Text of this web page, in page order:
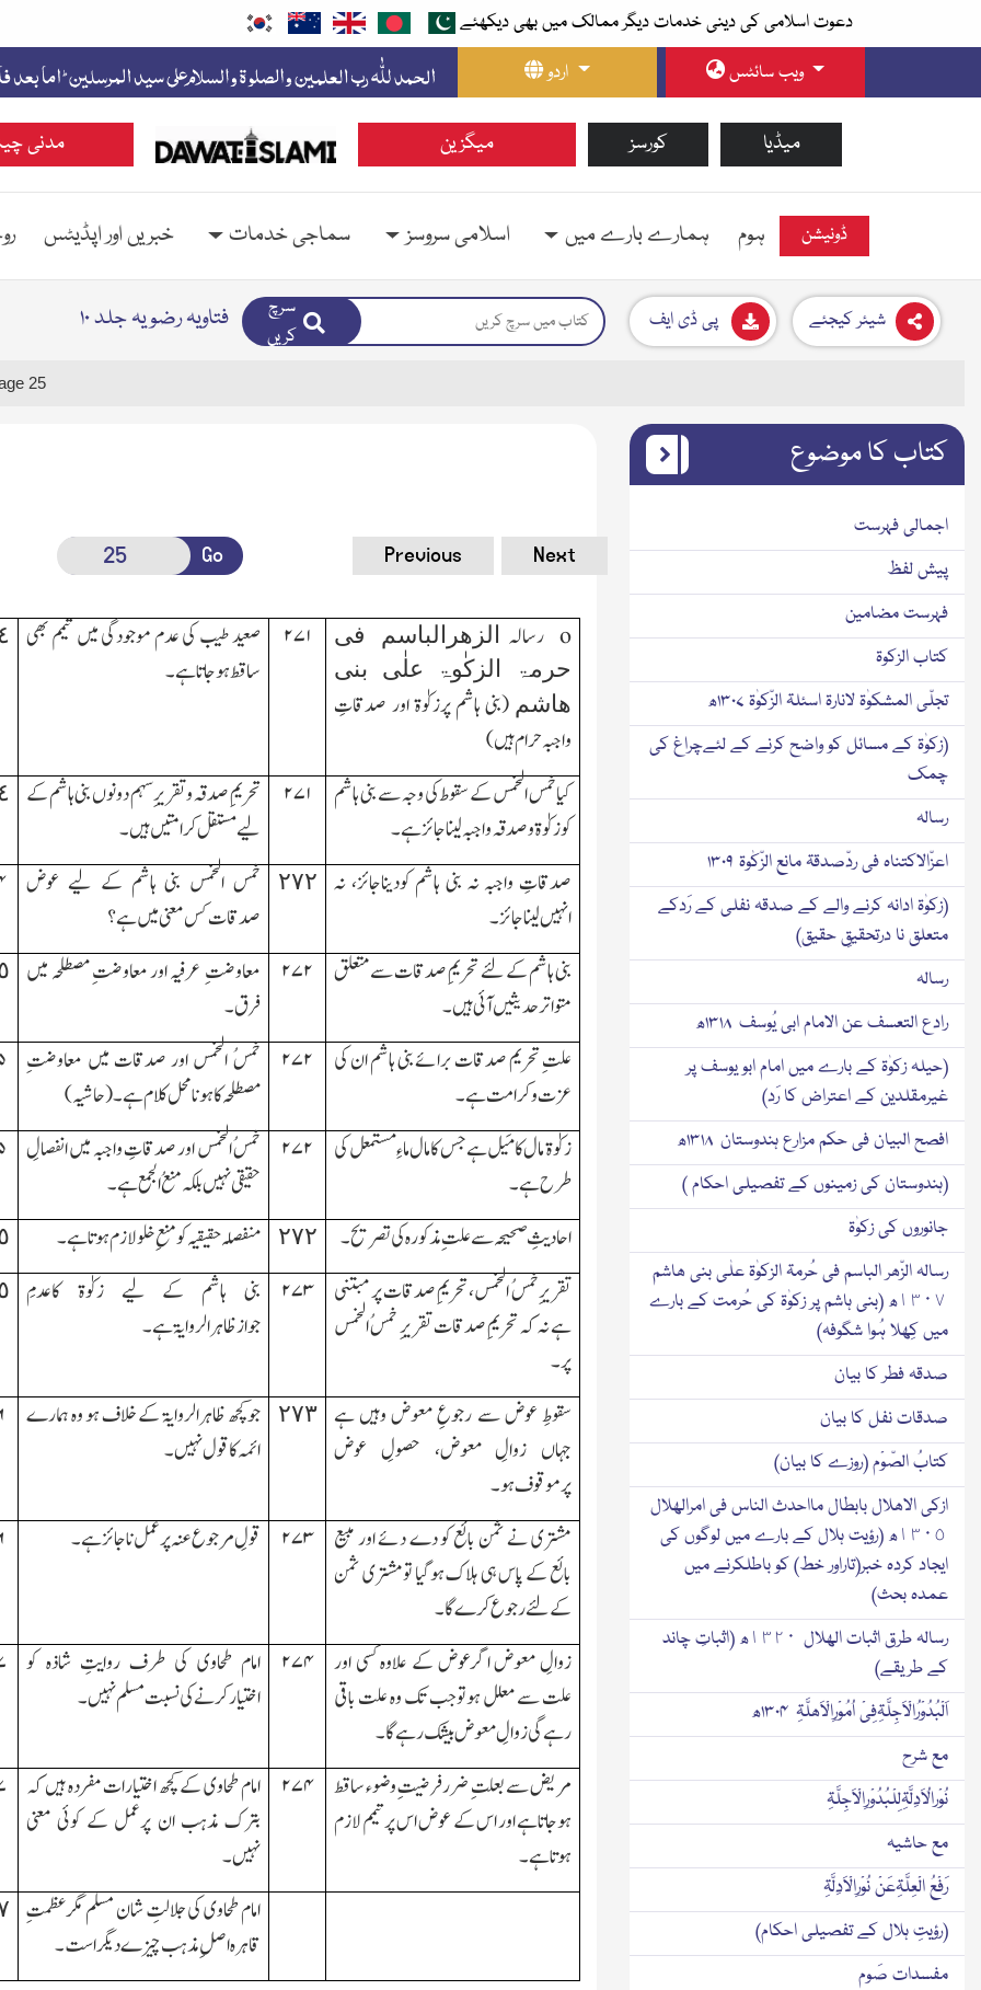
دعوت اسلامی کی دینی خدمات دیگر ممالک میں بھی دیکھئے
اردو
ویب سائٹس
مدنی میگزین کورسز میڈیا
ہوم ہمارے بارے میں اسلامی سروسز سماجی خدمات خبریں اور اپڈیٹس ڈونیشن
فتاویہ رضویہ جلد ۱۰
سرچ
کریں
پی ڈی ایف شیئر کیجئے
25
Go Previous Next
o رسالہ الزھرالباسم فی
حرمۃ الزکٰوۃ علٰی بنی
ھاشم (بنی ہاشم پرزکوٰۃ اور صدقاتِ
واجبہ حرام ہیں)
۲۷۱
صعید طیب کی عدم موجودگی میں تیمم بھی
ساقط ہوجاتاہے۔
کیاخمس الخمس کے سقوط کی وجہ سے بنی ہاشم
کوزکوٰۃ وصدقہ واجبہ لیناجائزہے۔
۲۷۱
تحریمِ صدقہ وتقریرِسہم دونوں بنی ہاشم کے
لیے مستقل کرامتیں ہیں۔
صدقاتِ واجبہ نہ بنی ہاشم کودیناجائز، نہ
انہیں لیناجائز۔
٢٧٢
خمس الخمس بنی ہاشم کے لیے عوض
صدقات کس معنی میں ہے ؟
بنی ہاشم کے لئے تحریمِ صدقات سے متعلق
متواتر حدیثیں آئی ہیں۔
۲۷۲
معاوضتِ عرفیہ اور معاوضتِ مصطلحہ میں
فرق۔
علتِ تحریم صدقات برائے بنی ہاشم ان کی
عزت وکرامت ہے۔
۲۷۲
خمسُ الخمس اور صدقات میں معاوضتِ
مصطلحہ کا ہونا محل کلا م ہے ۔(حاشیہ )
زکوٰۃ مال کامَیل ہے جس کامال ماءِ مستمعل کی
طرح ہے۔
۲۷۲
خمسُ الخمس اور صدقاتِ واجبہ میں انفصالِ
حقیقی نہیں بلکہ منعُ الجمع ہے۔
احادیثِ صحیحہ سے علتِ مذکورہ کی تصریح۔ ٢٧٢ منفصلہ حقیقیہ کومنعِ خلو لازم ہوتاہے۔
تقریرِخمسُ الخمس، تحریمِ صدقات پر مبتنی
ہے نہ کہ تحریمِ صدقات تقریرِ خمسُ الخمس
پر۔
۲۷۳
بنی ہاشم کے لیے زکوٰۃ کاعدمِ
جوازظاہرالروایۃ ہے۔
سقوطِ عوض سے رجوعِ معوض وہیں ہے
جہاں زوالِ معوض، حصولِ عوض
پرموقوف ہو۔
٢٧٣ جوکچھ ظاہرالروایۃ کے خلاف ہو وہ ہمارے
ائمہ کا قول نہیں۔
مشتری نے ثمن بائع کو دے دئے اور مبیع
بائع کے پاس ہی ہلاك ہوگیا تومشتری ثمن
کے لئے رجوع کرے گا۔
۲۷۳ قولِ مرجوع عنہ پرعمل ناجائزہے۔
زوالِ معوض اگرعوض کے علاوہ کسی اور
علت سے معلل ہوتوجب تك وہ علت باقی
رہے گی زوالِ معوض بیشك رہے گا۔
۲۷۴
امام طحاوی کی طرف روایتِ شاذہ کو
اختیارکرنے کی نسبت مسلم نہیں۔
مریض سے بعلتِ ضررفرضیتِ وضوء ساقط
ہوجاتاہے اور اس کے عوض اس پرتیمم لازم
ہوتاہے۔
۲۷۴
امام طحاوی کے کچھ اختیارات مفردہ ہیں کہ
بترك مذہب ان پرعمل کے کوئی معنی
نہیں۔
امام طحاوی کی جلالتِ شان مسلم مگرعظمتِ
قاہرہ اصلِ مذہب چیزے دیگراست۔
کتاب کا موضوع
اجمالی فہرست
پیش لفظ
فہرست مضامین
کتاب الزکوۃ
تجلّی المشکوٰۃ لانارۃ اسئلۃ الزّکوٰۃ ۱۳۰۷ھ
(زکوٰۃ کے مسائل کو واضح کرنے کے لئےچراغ کی
چمک
رسالہ
اعزّالاکتناہ فی ردّصدقۃ مانع الزّکٰوۃ ۱۳۰۹
(زکوٰۃ ادانہ کرنے والے کے صدقہ نفلی کے رَدکے
متعلق نا درتحقیقِ حقیق)
رسالہ
رادع التعسف عن الامام ابی یُوسف ۱۳۱۸ھ
(حیلہ زکوٰۃ کے بارے میں امام ابو یوسف پر
غیرمقلدین کے اعتراض کا رَد)
افصح البیان فی حکم مزارع ہندوستان ۱۳۱۸ھ
(ہندوستان کی زمینوں کے تفصیلی احکام )
جانوروں کی زکوٰۃ
رسالہ الزّھر الباسم فی حُرمۃ الزکوٰۃ علٰی بنی ھاشم
١٣٠٧ھ (بنی ہاشم پر زکوٰۃ کی حُرمت کے بارے
میں کِھلا ہُوا شگوفہ)
صدقہ فطر کا بیان
صدقات نفل کا بیان
کتابُ الصّوْم (روزے کا بیان)
ازکی الاھلال بابطال مااحدث الناس فی امرالھلال
١٣٠٥ھ (رؤیت ہلال کے بارے میں لوگوں کی
ایجاد کردہ خبر(تاراور خط) کو باطلکرنے میں
عمدہ بحث)
رسالہ طرق اثبات الھلال ١٣٢٠ھ (اثباتِ چاند
کے طریقے)
اَلْبُدُوْرُالْاَجِلَّۃِفِیْ اُمُوْرِالْاَھلَّۃِ ۱۳۰۴ھ
مع شرح
نُوْرالُاَدِلَّۃِلِلْبُدُوْرِالْاَجِلَّۃِ
مع حاشیہ
رَفْعُ الْعِلَّۃِعَنْ نُوْرِالْاَدِلَّۃِ
(رؤیتِ ہلال کے تفصیلی احکام)
مفسدات صَوم